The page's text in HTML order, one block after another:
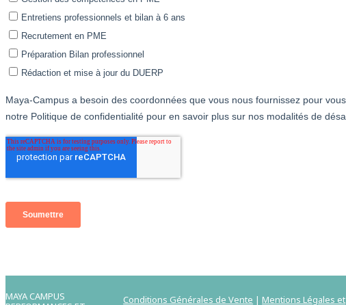
MAYA CAMPUS
Conditions Générales de Vente |Mentions Légales et